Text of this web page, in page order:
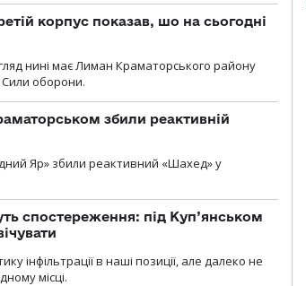
корпус показав, шо на сьогодні
нині має Лиман Краматорського району
Сили оборони.
збили реактивній
Яр» збили реактивний «Шахед» у
спостереження: під Куп’янськом
інфільтрації в наші позиції, але далеко не
місці.